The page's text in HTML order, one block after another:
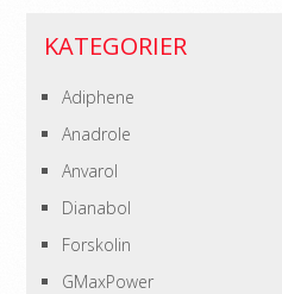
KATEGORIER
Adiphene
Anadrole
Anvarol
Dianabol
Forskolin
GMaxPower